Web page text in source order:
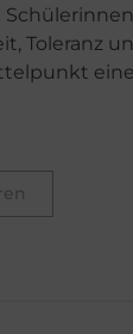
Toleranz